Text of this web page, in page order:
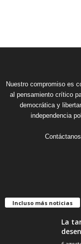
Nuestro compromiso es
al pensamiento crítico
democrática y
independencia
Incluso más noticias
La